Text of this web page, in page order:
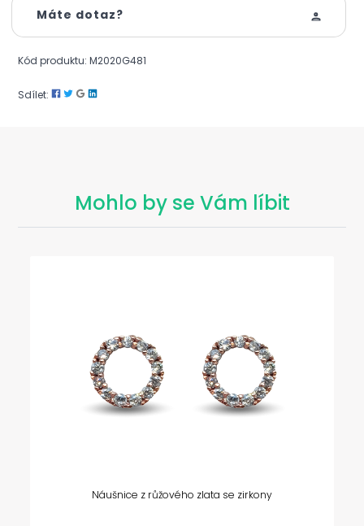
Máte dotaz?
Kód produktu: M2020G481
Sdílet:
Mohlo by se Vám líbit
Náušnice z růžového zlata se zirkony